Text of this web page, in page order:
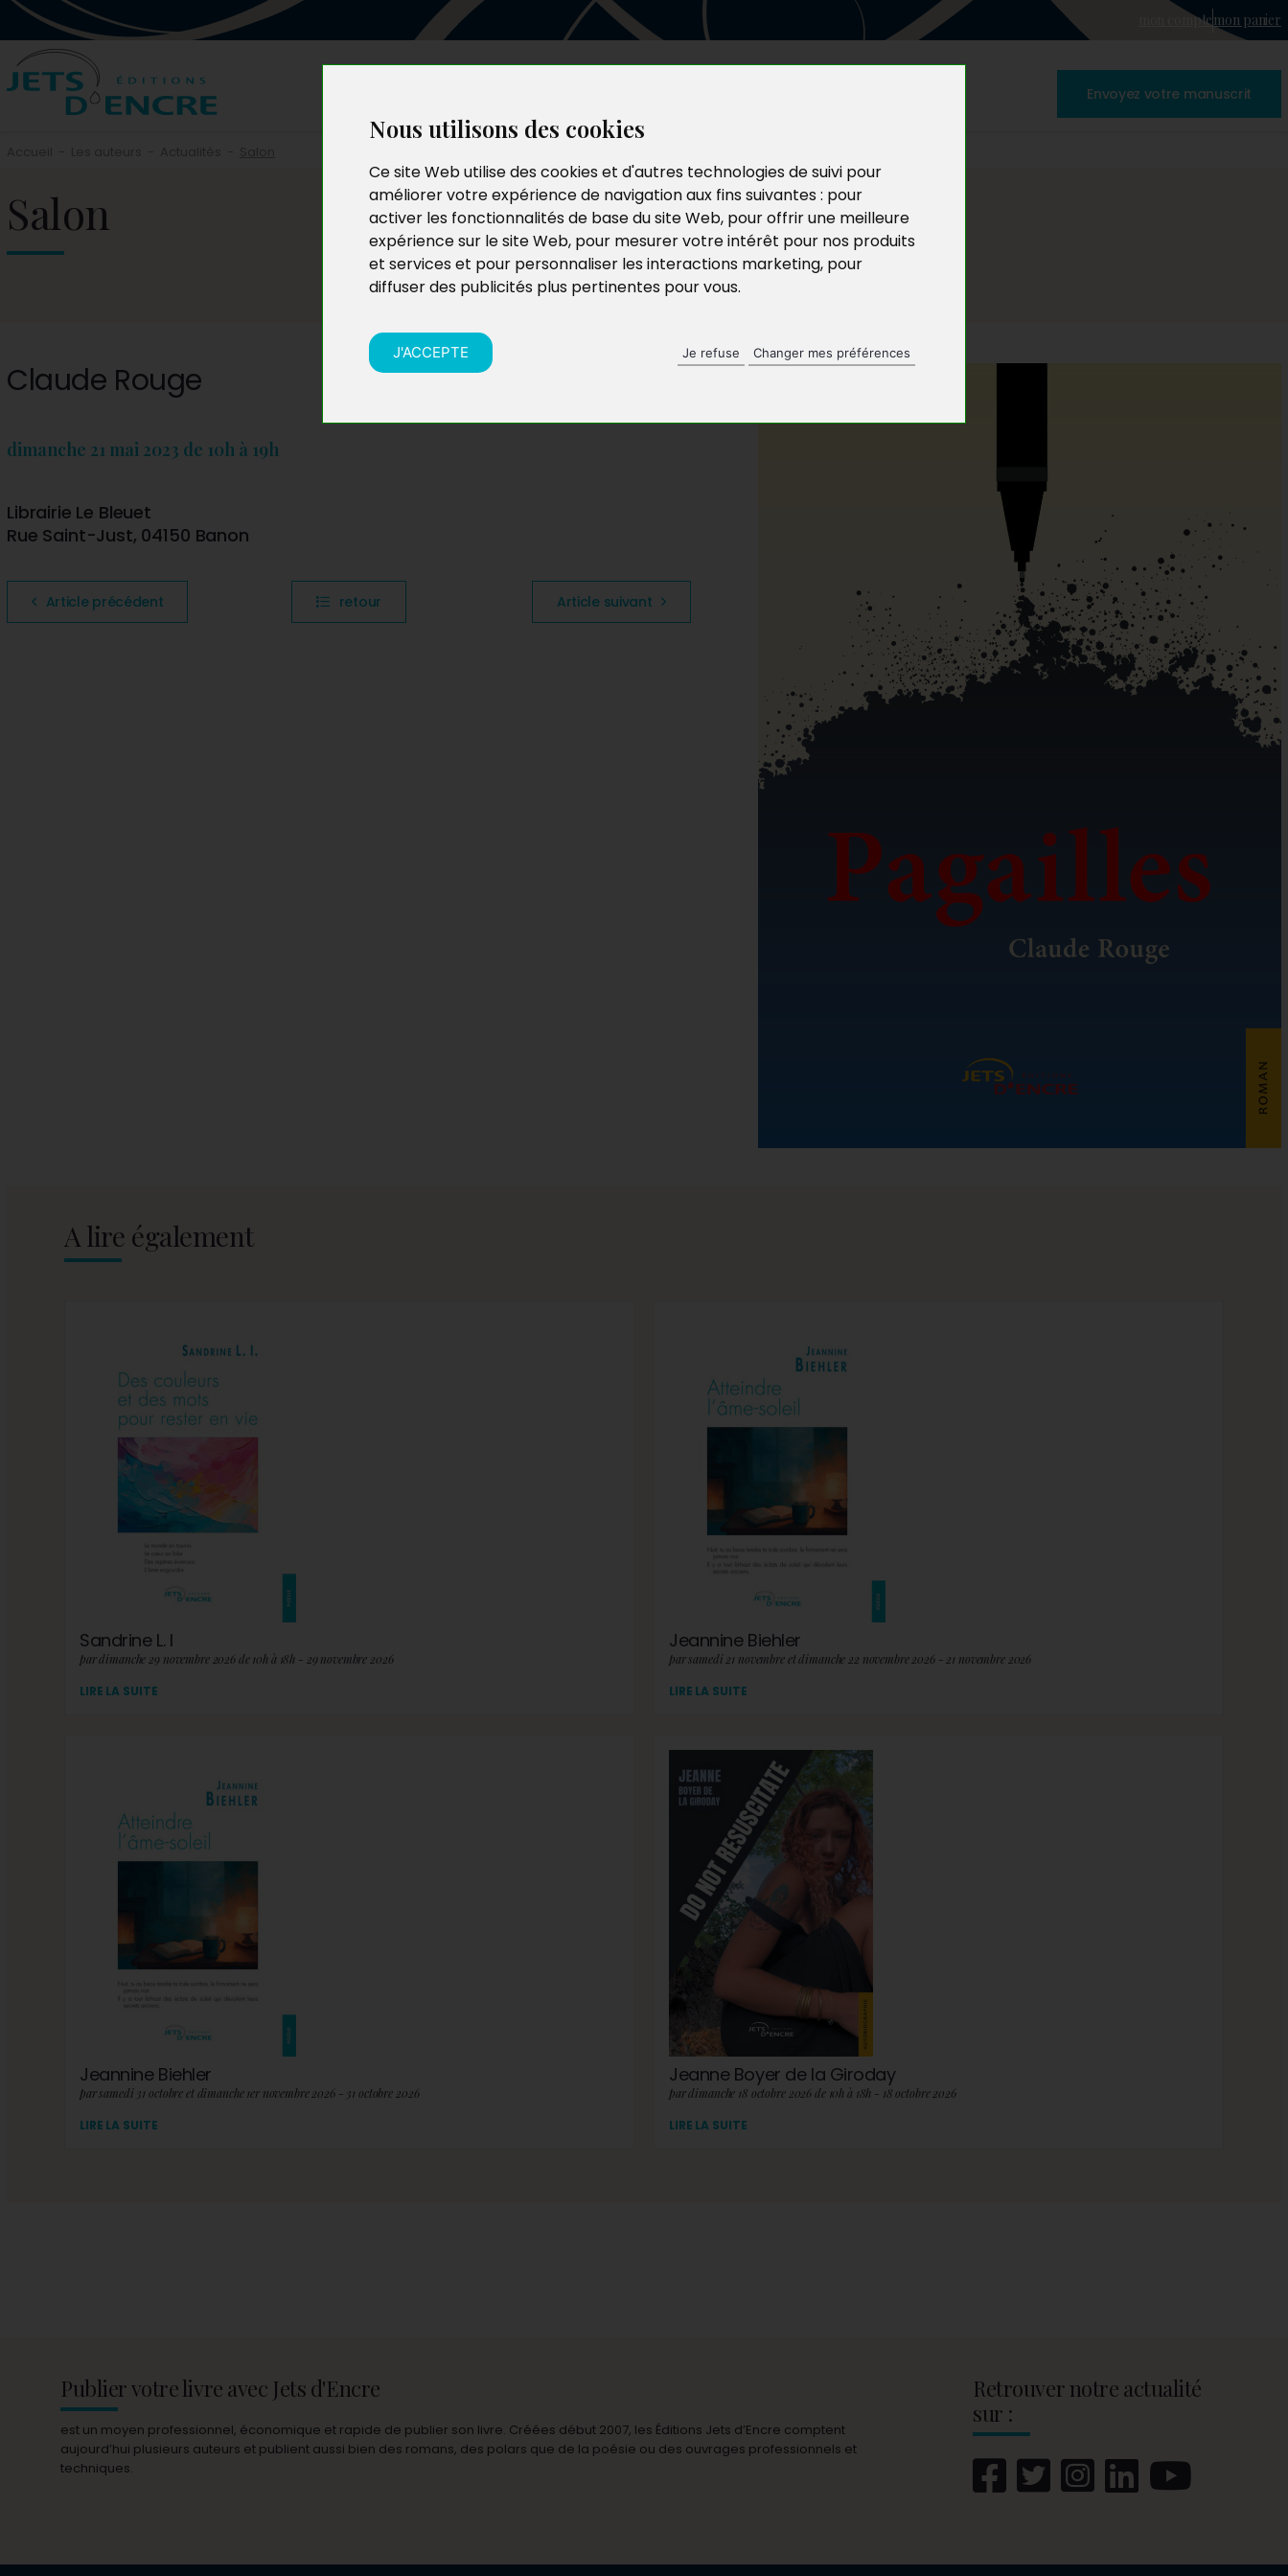
Nous utilisons des cookies
Ce site Web utilise des cookies et d'autres technologies de suivi pour
améliorer votre expérience de navigation aux fins suivantes : pour
activer les fonctionnalités de base du site Web, pour offrir une meilleure
expérience sur le site Web, pour mesurer votre intérêt pour nos produits
et services et pour personnaliser les interactions marketing, pour
diffuser des publicités plus pertinentes pour vous.
J'ACCEPTE Je refuse Changer mes préférences
mon comptemon panier
Envoyez votre manuscrit
Salon
Claude Rouge
dimanche 21 mai 2023 de 10h à 19h
Librairie Le Bleuet
Rue Saint-Just, 04150 Banon
Article précédent retour Article suivant
A lire également
Sandrine L. I
par dimanche 29 novembre 2026 de 10h à 18h - 29 novembre 2026
LIRE LA SUITE
Jeannine Biehler
par samedi 21 novembre et dimanche 22 novembre 2026 - 21 novembre 2026
LIRE LA SUITE
Jeannine Biehler
par samedi 31 octobre et dimanche 1er novembre 2026 - 31 octobre 2026
LIRE LA SUITE
Jeanne Boyer de la Giroday
par dimanche 18 octobre 2026 de 10h à 18h - 18 octobre 2026
LIRE LA SUITE
Publier votre livre avec Jets d'Encre
est un moyen professionnel, économique et rapide de publier son livre. Créées début 2007, les Éditions Jets d’Encre comptent
aujourd’hui plusieurs auteurs et publient aussi bien des romans, des polars que de la poésie ou des ouvrages professionnels et
techniques.
Retrouver notre actualité
sur :